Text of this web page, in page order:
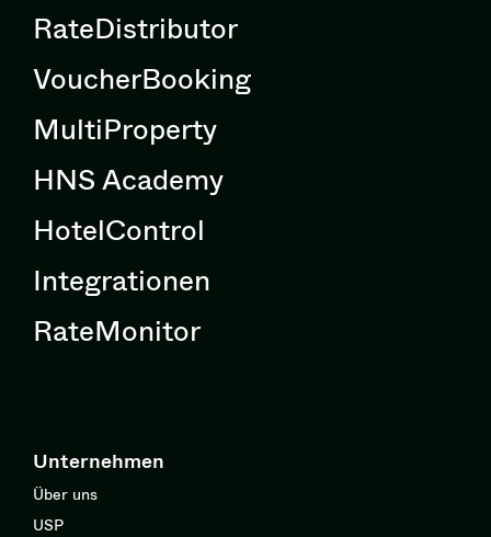
RateDistributor
VoucherBooking
MultiProperty
HNS Academy
HotelControl
Integrationen
RateMonitor
Unternehmen
Über uns
USP